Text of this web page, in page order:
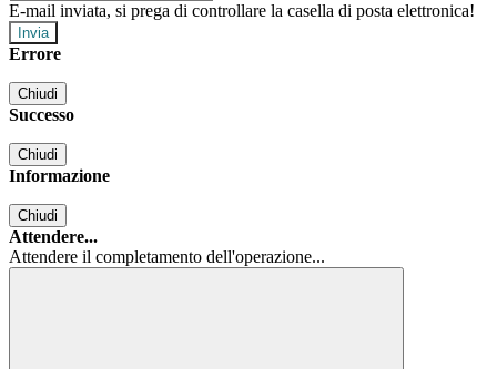
E-mail inviata, si prega di controllare la casella di posta elettronica!
Errore
Chiudi
Successo
Chiudi
Informazione
Chiudi
Attendere...
Attendere il completamento dell'operazione...